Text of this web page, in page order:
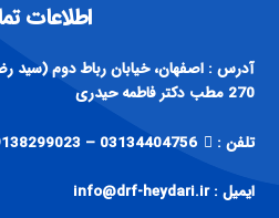
اطلاعات
آدرس : اصفهان، خیابان رباط دوم (سید
270 مطب دکتر فاطمه حیدری
تلفن : 03134404756 – 09138299023
ایمیل : info@drf-heydari.ir